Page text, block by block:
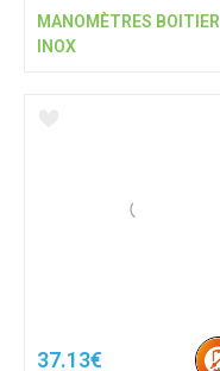
1/4"G
MANOMÈTRES BOITIER
INOX
37.13€